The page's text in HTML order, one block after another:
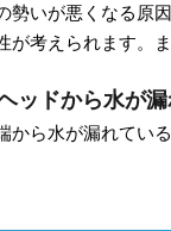
勢いが悪くなる原
が考えられます。
ッドから水が
から水が漏れてい